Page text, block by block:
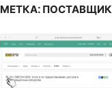
МЕТКА:ПОСТАВЩИК